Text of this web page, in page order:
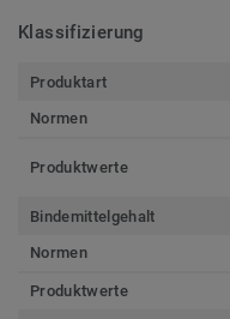
Klassifizierung
Produktart
Normen
Produktwerte
Bindemittelgehalt
Normen
Produktwerte